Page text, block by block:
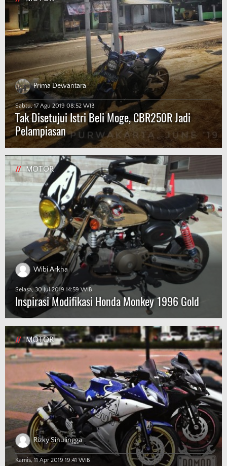
Prima Dewantara
Sabtu, 17 Agu 2019 08:52 WIB
Tak Disetujui Istri Beli Moge, CBR250R Jadi
Pelampiasan
// MOTOR
Wibi Arkha
Selasa, 30 Jul 2019 14:59 WIB
Inspirasi Modifikasi Honda Monkey 1996 Gold
// MOTOR
Rizky Sinulingga
Kamis, 11 Apr 2019 19:41 WIB